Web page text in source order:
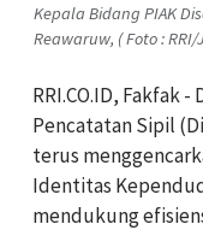
Kepala Bidang PIAK
Reawaruw, ( Foto :
RRI.CO.ID, Fakfak
Pencatatan Sipil
terus
Identitas
mendukung